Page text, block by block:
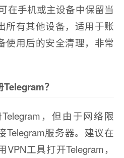
在手机或主设备中保留当
所有其他设备，适用于账
使用后的安全清理，非常
？
，但由于网络限
Telegram服务器。建议在
工具打开Telegram，